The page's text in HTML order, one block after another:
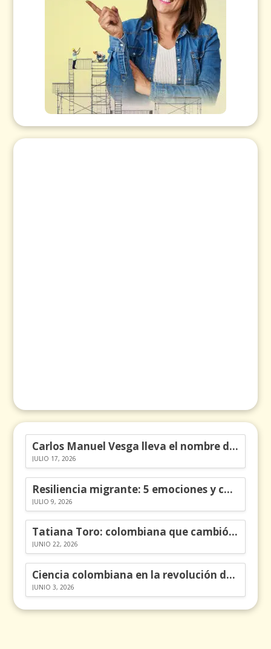
Carlos Manuel Vesga lleva el nombre de Colombia a los Emmy
JULIO 17, 2026
Resiliencia migrante: 5 emociones y cómo gestionarlas
JULIO 9, 2026
Tatiana Toro: colombiana que cambió la historia de las matemáticas
JUNIO 22, 2026
Ciencia colombiana en la revolución de los órganos en chips
JUNIO 3, 2026